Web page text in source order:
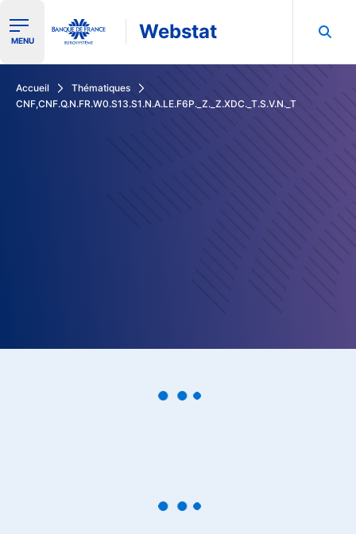
Ouvrir le menu de navigation
MENU Webstat
Accueil
Thématiques
CNF,CNF.Q.N.FR.W0.S13.S1.N.A.LE.F6P._Z._Z.XDC._T.S.V.N._T